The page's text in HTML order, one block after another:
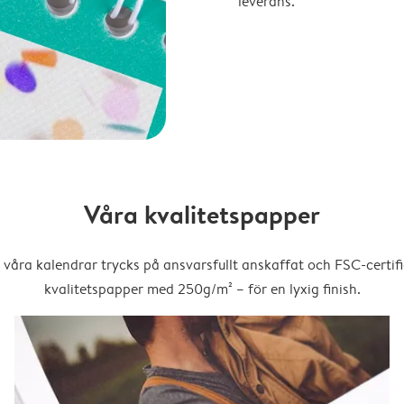
Våra kvalitetspapper
kalendrar trycks på ansvarsfullt anskaffat och FSC-
kvalitetspapper med 250g/m² – för en lyxig finish.